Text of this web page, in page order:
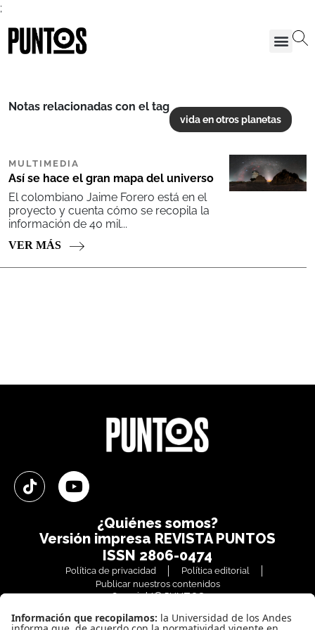
;
Notas relacionadas con el tag
vida en otros planetas
MULTIMEDIA
Así se hace el gran mapa del universo
El colombiano Jaime Forero está en el
proyecto y cuenta cómo se recopila la
información de 40 mil...
VER MÁS
¿Quiénes somos?
Versión impresa REVISTA PUNTOS
ISSN 2806-0474
Política de privacidad
Política editorial
Publicar nuestros contenidos
Copyright© PUNTOS